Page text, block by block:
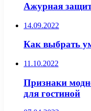
Ажурная
14.09.2022
Как выбрать
11.10.2022
Признаки
для гостиной